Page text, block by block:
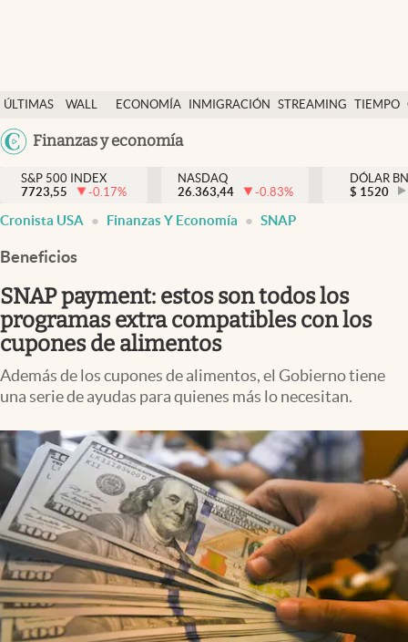
ÚLTIMAS
NOTICIAS
WALL
DÓLAR
ECONOMÍA INMIGRACIÓN STREAMING TIEMPO
México
Finanzas y economía
Finanzas y economía
Wall Street y dólar
Inmigración
Espiritual
Streaming
PC y mobile
USA
S&P 500 INDEX
7723,55
-0.17%
NASDAQ
26.363,44
-0.83%
DÓLAR
$ 1520
Cronista USA Finanzas Y Economía SNAP
Beneficios
SNAP payment: estos son todos los
programas extra compatibles con los
cupones de alimentos
Además de los cupones de alimentos, el Gobierno tiene
una serie de ayudas para quienes más lo necesitan.